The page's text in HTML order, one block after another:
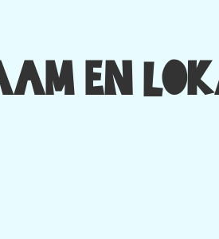
en